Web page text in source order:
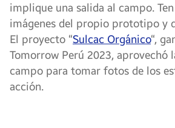
implique una salida al campo.
imágenes del propio prototipo y
El proyecto “Sulcac Orgánico“,
Tomorrow Perú 2023, aprovechó
campo para tomar fotos de los
acción.